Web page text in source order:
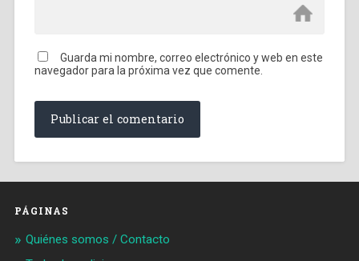
Guarda mi nombre, correo electrónico y web en este
navegador para la próxima vez que comente.
PÁGINAS
Quiénes somos / Contacto